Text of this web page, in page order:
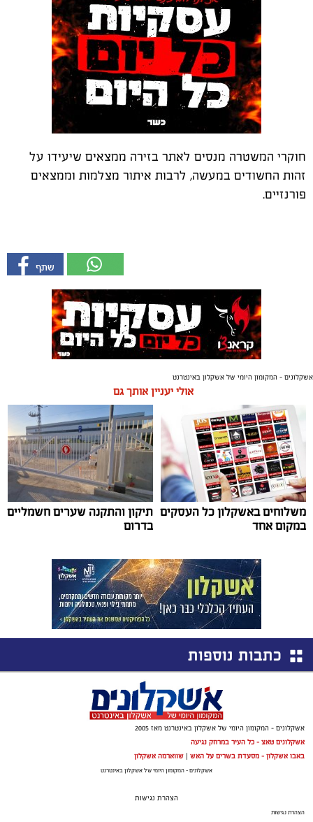
חוקרי המשטרה מנסים לאתר בזירה ממצאים שיעידו על
זהות החשודים במעשה, לרבות איתור מצלמות וממצאים
פורנזיים.
אשקלונים - המקומון היומי של אשקלון באינטרנט
אולי יעניין אותך גם
משלוחים באשקלון כל העסקים
במקום אחד
תיקון והתקנה שערים חשמליים
בדרום
כתבות נוספות
אשקלונים - המקומון היומי של אשקלון באינטרנט מאז 2005
אשקלונים טאצ - כל העיר במרחק נגיעה
באבו אשקלון - מסעדת בשרים על האש | שווארמה אשקלון
אשקלונים - המקומון היומי של אשקלון באינטרנט
הצהרת נגישות
הצהרת נגישות